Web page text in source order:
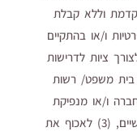
וללא קבלת
ו/או בהתקיים
יותר מהמקרים הבאים: (1) לצורך ציות לדרישות
בית משפט/ רשות
החברה ו/או מנפיקת
השובר ו/או מי מטעמן ו/או צדדים שלישיים, (3) לאכוף את